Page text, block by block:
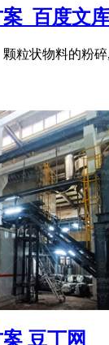
_百度文
粒状物料的粉
豆丁网